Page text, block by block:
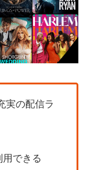
実の配信ラ
できる